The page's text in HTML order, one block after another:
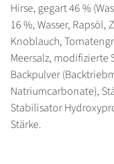
Hirse, gegart 46 %
16 %, Wasser,
Knoblauch,
Meersalz, modifizierte
Backpulver
Natriumcarbonate),
Stabilisator
Stärke.